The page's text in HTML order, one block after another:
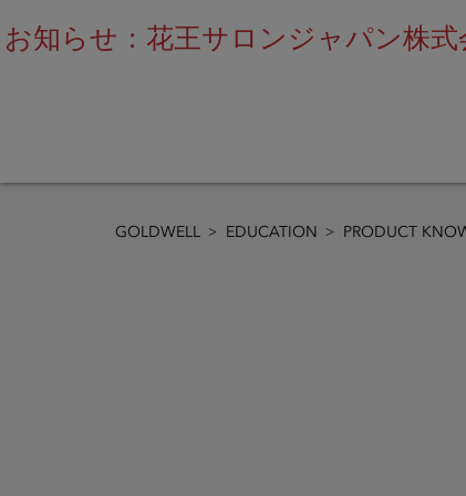
お知らせ：花王サロンジャパン株
GOLDWELL EDUCATION PRODUCT